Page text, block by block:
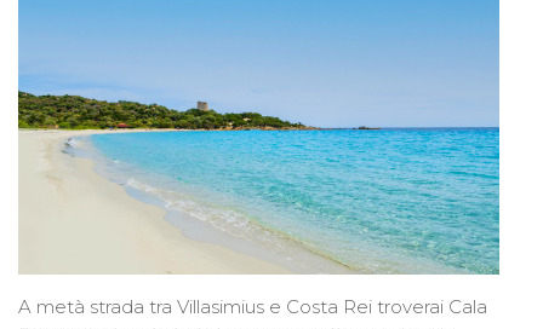
A metà strada tra Villasimius e Costa Rei troverai Cala